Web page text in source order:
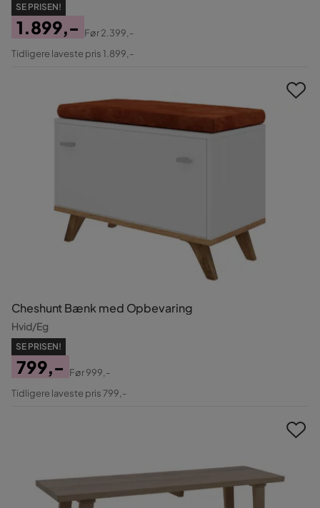
SE PRISEN!
Pris
1.899,-
Original
Før2.399,-
Tidligere laveste pris 1.899,-
Cheshunt Bænk med Opbevaring
Hvid/Eg
SE PRISEN!
Pris
799,-
Original
Før999,-
Tidligere laveste pris 799,-